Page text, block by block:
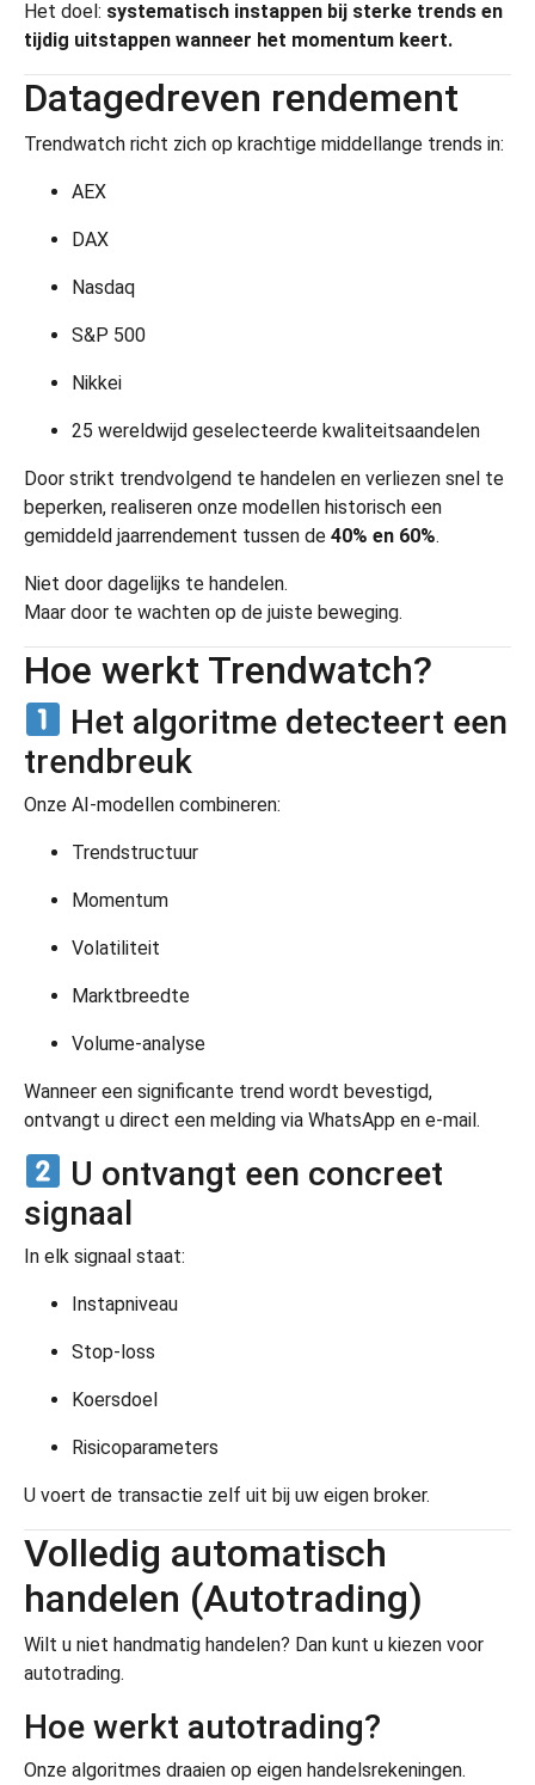
Het doel: systematisch instappen bij sterke trends en
tijdig uitstappen wanneer het momentum keert.
Datagedreven rendement
Trendwatch richt zich op krachtige middellange trends in:
AEX
DAX
Nasdaq
S&P 500
Nikkei
25 wereldwijd geselecteerde kwaliteits­aandelen
Door strikt trendvolgend te handelen en verliezen snel te
beperken, realiseren onze modellen historisch een
gemiddeld jaarrendement tussen de 40% en 60%.
Niet door dagelijks te handelen.
Maar door te wachten op de juiste beweging.
Hoe werkt Trendwatch?
Het algoritme detecteert een
trendbreuk
Onze AI-modellen combineren:
Trendstructuur
Momentum
Volatiliteit
Marktbreedte
Volume-analyse
Wanneer een significante trend wordt bevestigd,
ontvangt u direct een melding via WhatsApp en e-mail.
U ontvangt een concreet
signaal
In elk signaal staat:
Instapniveau
Stop-loss
Koersdoel
Risicoparameters
U voert de transactie zelf uit bij uw eigen broker.
Volledig automatisch
handelen (Autotrading)
Wilt u niet handmatig handelen? Dan kunt u kiezen voor
autotrading.
Hoe werkt autotrading?
Onze algoritmes draaien op eigen handelsrekeningen.